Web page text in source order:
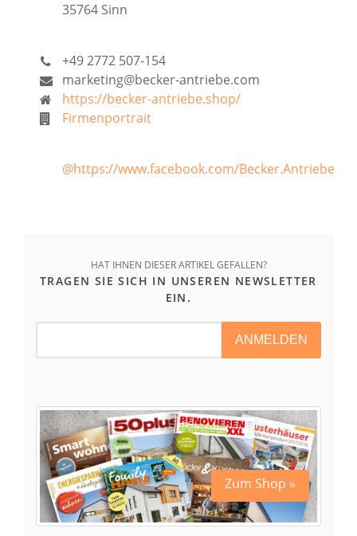
35764 Sinn
+49 2772 507-154
marketing@becker-antriebe.com
https://becker-antriebe.shop/
Firmenportrait
@https://www.facebook.com/Becker.Antriebe
HAT IHNEN DIESER ARTIKEL GEFALLEN?
TRAGEN SIE SICH IN UNSEREN NEWSLETTER
EIN.
ANMELDEN
Zum Shop »